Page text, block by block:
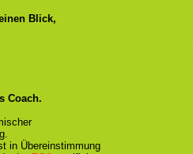
Blick,
Coach.
in Übereinstimmung